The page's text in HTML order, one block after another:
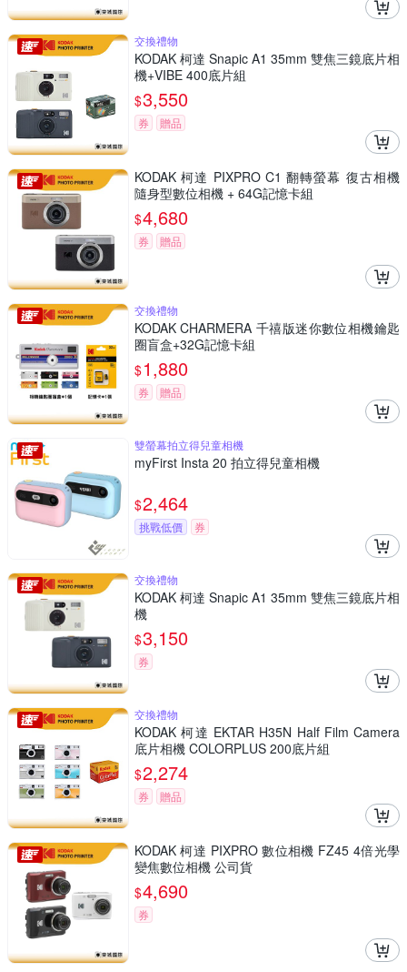
交換禮物
KODAK 柯達 Snapic A1 35mm 雙焦三鏡底片相
機+VIBE 400底片組
$3,550
券 贈品
KODAK 柯達 PIXPRO C1 翻轉螢幕 復古相機
隨身型數位相機 + 64G記憶卡組
$4,680
券 贈品
交換禮物
KODAK CHARMERA 千禧版迷你數位相機鑰匙
圈盲盒+32G記憶卡組
$1,880
券 贈品
雙螢幕拍立得兒童相機
myFirst Insta 20 拍立得兒童相機
$2,464
挑戰低價 券
交換禮物
KODAK 柯達 Snapic A1 35mm 雙焦三鏡底片相
機
$3,150
券
交換禮物
KODAK 柯達 EKTAR H35N Half Film Camera
底片相機 COLORPLUS 200底片組
$2,274
券 贈品
KODAK 柯達 PIXPRO 數位相機 FZ45 4倍光學
變焦數位相機 公司貨
$4,690
券